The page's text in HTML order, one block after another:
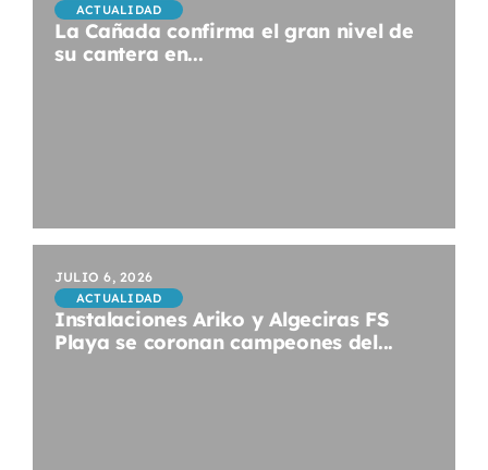
ACTUALIDAD
La Cañada confirma el gran nivel de
su cantera en...
JULIO 6, 2026
ACTUALIDAD
Instalaciones Ariko y Algeciras FS
Playa se coronan campeones del...